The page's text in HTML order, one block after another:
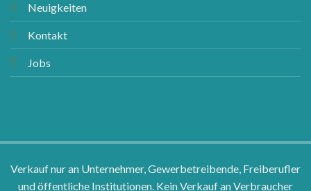
Neuigkeiten
Kontakt
Jobs
Verkauf nur an Unternehmer, Gewerbetreibende, Freiberufler
und öffentliche Institutionen. Kein Verkauf an Verbraucher